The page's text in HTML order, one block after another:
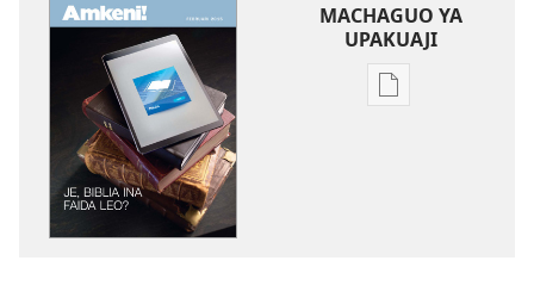
MACHAGUO YA
UPAKUAJI
Mbinu